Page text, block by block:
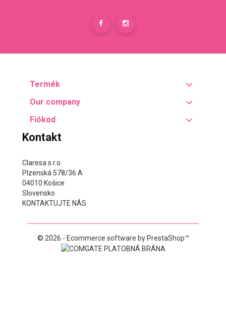
Termék
Our company
Fiókod
Kontakt
Claresa s.r.o.
Plzenská 578/36 A
04010 Košice
Slovensko
KONTAKTUJTE NÁS
© 2026 - Ecommerce software by PrestaShop™